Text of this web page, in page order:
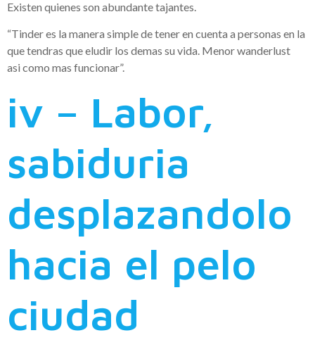
Existen quienes son abundante tajantes.
“Tinder es la manera simple de tener en cuenta a personas en la
que tendras que eludir los demas su vida. Menor wanderlust
asi­ como mas funcionar”.
iv – Labor,
sabiduria
desplazandolo
hacia el pelo
ciudad